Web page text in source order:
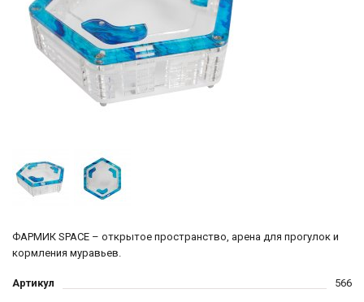
ФАРМИК SPACE – открытое пространство, арена для прогулок и
кормления муравьев.
Артикул 566